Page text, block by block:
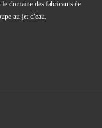
le domaine des fabricants de
au jet d'eau.